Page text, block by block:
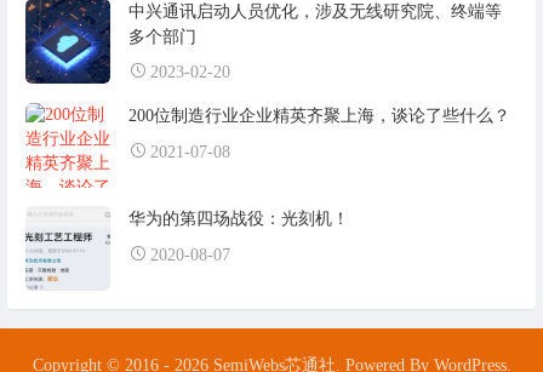
中兴通讯启动人员优化，涉及无线研究院、终端等
多个部门
2023-02-20
200位制造行业企业精英齐聚上海，谈论了些什么？
2021-07-08
华为的第四场战役：光刻机！
2020-08-07
Copyright © 2016 - 2026 SemiWebs芯通社. Powered By WordPress.